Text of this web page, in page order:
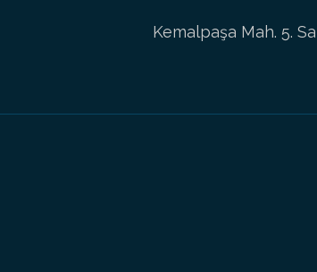
Kemalpaşa Mah. 5.